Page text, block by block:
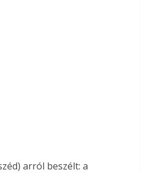
arról beszélt: a